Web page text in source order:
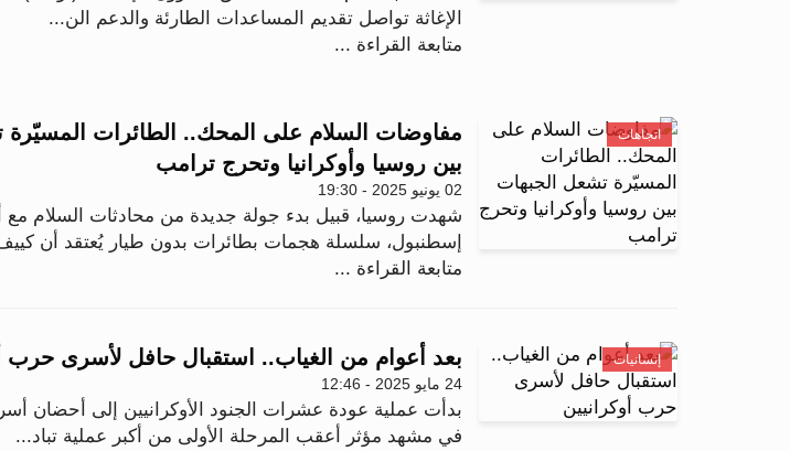
الإغاثة تواصل تقديم المساعدات الطارئة والدعم الن...
متابعة القراءة ...
اتجاهات
مفاوضات السلام على المحك.. الطائرات المسيّرة
بين روسيا وأوكرانيا وتحرج ترامب
02 يونيو 2025 - 19:30
شهدت روسيا، قبيل بدء جولة جديدة من محادثات السلام مع
إسطنبول، سلسلة هجمات بطائرات بدون طيار يُعتقد أن
متابعة القراءة ...
إنسانيات بعد أعوام من الغياب.. استقبال حافل لأسرى حرب
24 مايو 2025 - 12:46
بدأت عملية عودة عشرات الجنود الأوكرانيين إلى أحضان
في مشهد مؤثر أعقب المرحلة الأولى من أكبر عملية تباد...